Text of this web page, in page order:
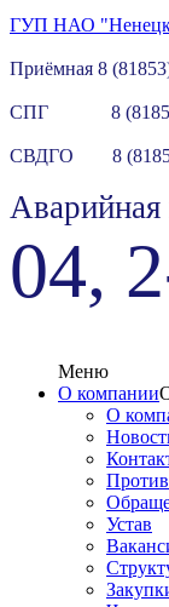
ГУП НАО
Приёмная 8
СПГ 8 (81853)
СВДГО 8
Аварийная
04,
Меню
О компании
О
Устав